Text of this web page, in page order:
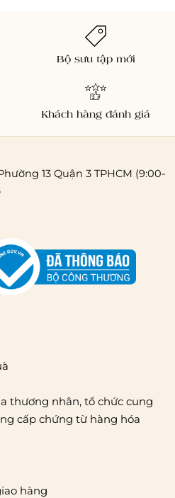
tốc)
bảng giá cước của ĐVVC
và 1 số đối tác vận chuyển
Áp dụng theo bảng giá
và 1 số đối
Bộ sưu tập mới
Khách hàng đánh giá
13 Quận 3 TPHCM (9:00-
thương nhân, tổ chức cung
cấp chứng từ hàng hóa
hàng